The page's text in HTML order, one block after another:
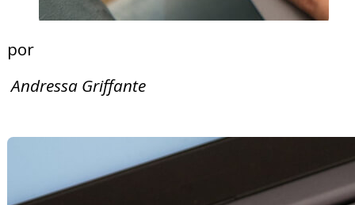
por
Andressa Griffante